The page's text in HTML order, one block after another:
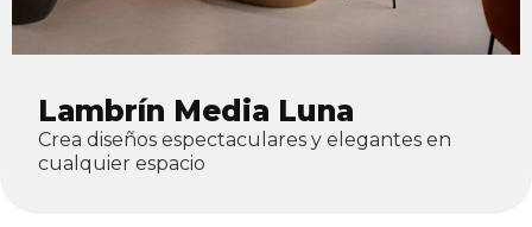
Lambrín Media Luna
Crea diseños espectaculares y elegantes en
cualquier espacio